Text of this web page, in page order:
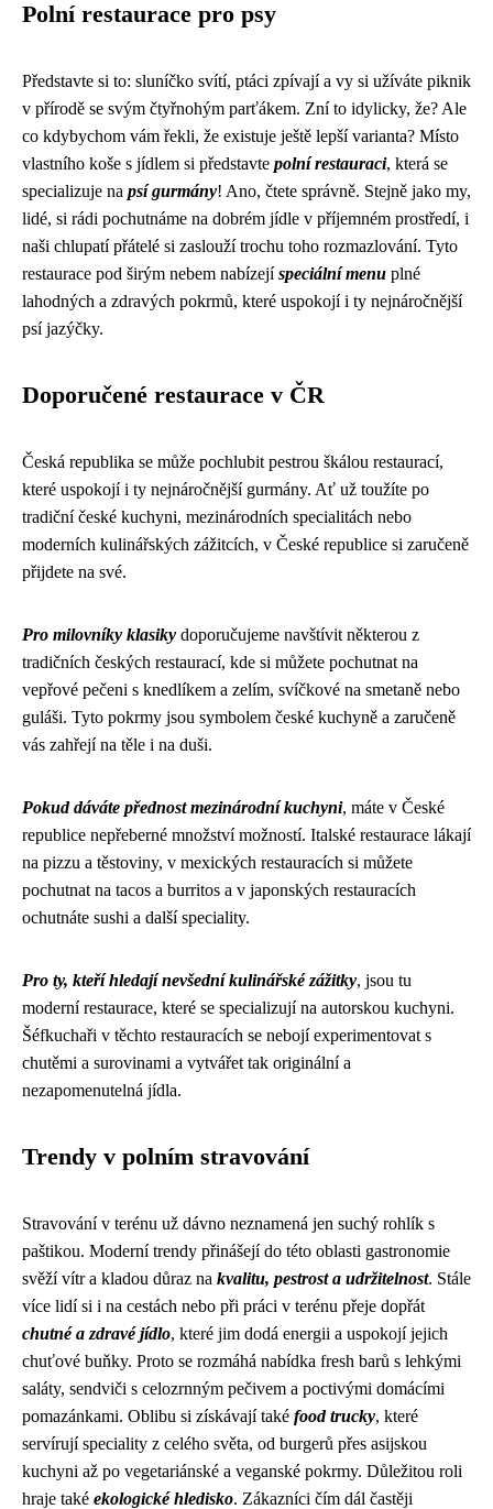
Polní restaurace pro psy
Představte si to: sluníčko svítí, ptáci zpívají a vy si užíváte piknik
v přírodě se svým čtyřnohým parťákem. Zní to idylicky, že? Ale
co kdybychom vám řekli, že existuje ještě lepší varianta? Místo
vlastního koše s jídlem si představte polní restauraci, která se
specializuje na psí gurmány! Ano, čtete správně. Stejně jako my,
lidé, si rádi pochutnáme na dobrém jídle v příjemném prostředí, i
naši chlupatí přátelé si zaslouží trochu toho rozmazlování. Tyto
restaurace pod širým nebem nabízejíspeciální menu plné
lahodných a zdravých pokrmů, které uspokojí i ty nejnáročnější
psí jazýčky.
Doporučené restaurace v ČR
Česká republika se může pochlubit pestrou škálou restaurací,
které uspokojí i ty nejnáročnější gurmány. Ať už toužíte po
tradiční české kuchyni, mezinárodních specialitách nebo
moderních kulinářských zážitcích, v České republice si zaručeně
přijdete na své.
Pro milovníky klasiky doporučujeme navštívit některou z
tradičních českých restaurací, kde si můžete pochutnat na
vepřové pečeni s knedlíkem a zelím, svíčkové na smetaně nebo
guláši. Tyto pokrmy jsou symbolem české kuchyně a zaručeně
vás zahřejí na těle i na duši.
Pokud dáváte přednost mezinárodní kuchyni, máte v České
republice nepřeberné množství možností. Italské restaurace lákají
na pizzu a těstoviny, v mexických restauracích si můžete
pochutnat na tacos a burritos a v japonských restauracích
ochutnáte sushi a další speciality.
Pro ty, kteří hledají nevšední kulinářské zážitky, jsou tu
moderní restaurace, které se specializují na autorskou kuchyni.
Šéfkuchaři v těchto restauracích se nebojí experimentovat s
chutěmi a surovinami a vytvářet tak originální a
nezapomenutelná jídla.
Trendy v polním stravování
Stravování v terénu už dávno neznamená jen suchý rohlík s
paštikou. Moderní trendy přinášejí do této oblasti gastronomie
svěží vítr a kladou důraz na kvalitu, pestrost a udržitelnost. Stále
více lidí si i na cestách nebo při práci v terénu přeje dopřát
chutné a zdravé jídlo, které jim dodá energii a uspokojí jejich
chuťové buňky. Proto se rozmáhá nabídka fresh barů s lehkými
saláty, sendviči s celozrnným pečivem a poctivými domácími
pomazánkami. Oblibu si získávají také food trucky, které
servírují speciality z celého světa, od burgerů přes asijskou
kuchyni až po vegetariánské a veganské pokrmy. Důležitou roli
hraje také ekologické hledisko. Zákazníci čím dál častěji